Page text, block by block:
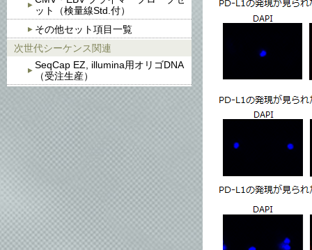
ット（検量線Std.付）
その他セット項目一覧
次世代シーケンス関連
SeqCap EZ, illumina用オリゴDNA
（受注生産）